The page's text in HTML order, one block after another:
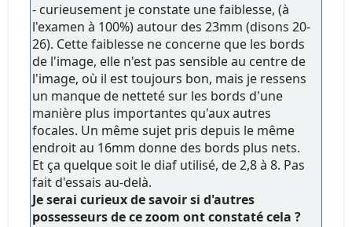
- curieusement je constate une faiblesse, (à
l'examen à 100%) autour des 23mm (disons 20-
26). Cette faiblesse ne concerne que les bords
de l'image, elle n'est pas sensible au centre de
l'image, où il est toujours bon, mais je ressens
un manque de netteté sur les bords d'une
manière plus importantes qu'aux autres
focales. Un même sujet pris depuis le même
endroit au 16mm donne des bords plus nets.
Et ça quelque soit le diaf utilisé, de 2,8 à 8. Pas
fait d'essais au-delà.
Je serai curieux de savoir si d'autres
possesseurs de ce zoom ont constaté cela ?